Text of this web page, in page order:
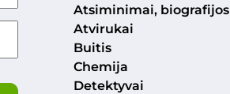
Atsiminimai, biografijos
Atvirukai
Buitis
Chemija
Detektyvai